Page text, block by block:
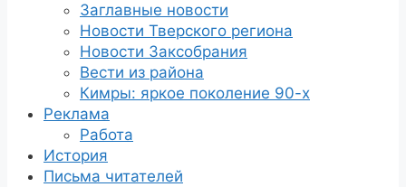
Заглавные новости
Новости Тверского региона
Новости Заксобрания
Вести из района
Кимры: яркое поколение 90-х
Реклама
Работа
История
Письма читателей